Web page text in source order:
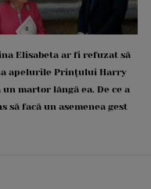
Elisabeta ar fi refuzat să
apelurile Prințului Harry
martor lângă ea. De ce a
să facă un asemenea gest